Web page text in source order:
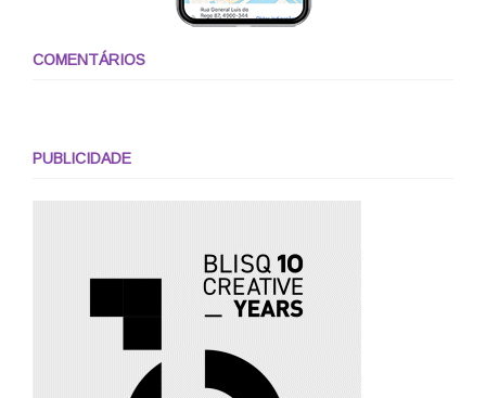
COMENTÁRIOS
PUBLICIDADE